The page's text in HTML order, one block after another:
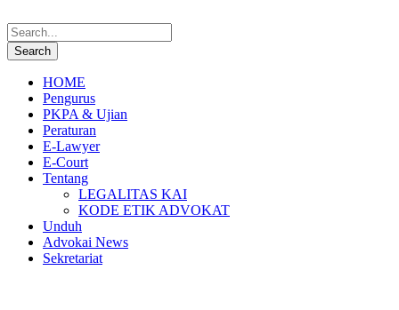
HOME
Pengurus
PKPA & Ujian
Peraturan
E-Lawyer
E-Court
Tentang
LEGALITAS KAI
KODE ETIK ADVOKAT
Unduh
Advokai News
Sekretariat